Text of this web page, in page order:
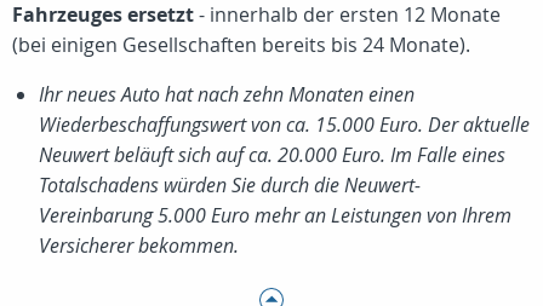
Fahrzeuges ersetzt- innerhalb der ersten 12 Monate
(bei einigen Gesellschaften bereits bis 24 Monate).
Ihr neues Auto hat nach zehn Monaten einen
Wiederbeschaffungswert von ca. 15.000 Euro. Der aktuelle
Neuwert beläuft sich auf ca. 20.000 Euro. Im Falle eines
Totalschadens würden Sie durch die Neuwert-
Vereinbarung 5.000 Euro mehr an Leistungen von Ihrem
Versicherer bekommen.